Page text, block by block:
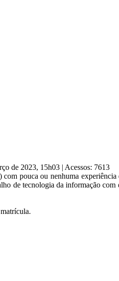
de 2023, 15h03 | Acessos: 7613
pouca ou nenhuma
de tecnologia da informação